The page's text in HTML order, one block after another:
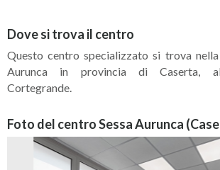
Dove si trova il centro
Questo centro specializzato si trova
Aurunca in provincia di Caserta,
Cortegrande.
Foto del centro Sessa Aurunca